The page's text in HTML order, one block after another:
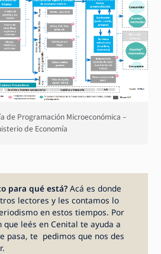
de Programación Microeconómica –
de Economía
para qué está?Acá es donde
lectores y les contamos lo
en estos tiempos. Por
leés en Cenital te ayuda a
pasa, te pedimos que nos des